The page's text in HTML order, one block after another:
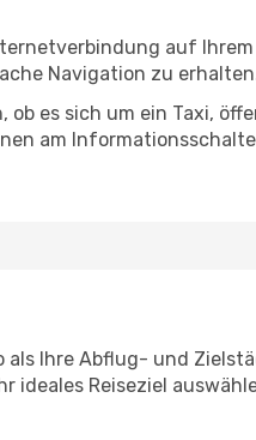
auf
Navigation zu
es sich um ein Taxi,
am
als Ihre Abflug- und
ideales Reiseziel